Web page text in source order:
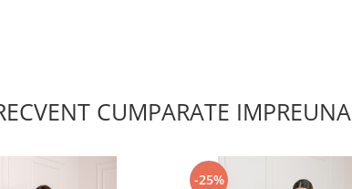
CUMPARATE IMPREUNA
-25%